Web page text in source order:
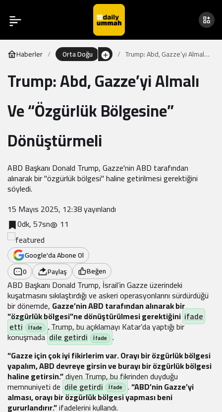
Haberler Orta Doğu
Trump: Abd, Gazze’yi Almalı
Dönüştürmeli
Trump: Abd, Gazze’yi Almalı
Ve “Özgürlük Bölgesine”
Dönüştürmeli
ABD Başkanı Donald Trump, Gazze'nin ABD tarafından
alınarak bir "özgürlük bölgesi" haline getirilmesi gerektiğini
söyledi.
15 Mayıs 2025, 12:38yayınlandı
0dk, 57sn
11
Google'da Abone Ol
0
Paylaş Beğen
ABD Başkanı Donald Trump, İsrail’in Gazze üzerindeki
kuşatmasını sıkılaştırdığı ve askeri operasyonlarını sürdürdüğü
bir dönemde, Gazze’nin ABD tarafından alınarak bir
“özgürlük bölgesi”ne dönüştürülmesi gerektiğini ifade
etti .Trump, bu açıklamayı Katar’da yaptığı bir
konuşmadadile getirdi
.
“Gazze için çok iyi fikirlerim var. Orayı bir özgürlük bölgesi
yapalım, ABD devreye girsin ve burayı bir özgürlük bölgesi
haline getirsin.”diyen Trump, bu fikrinden duyduğu
memnuniyeti de dile getirdi .“ABD’nin Gazze’yi
alması, orayı bir özgürlük bölgesi yapması beni
gururlandırır.”ifadelerini kullandı.